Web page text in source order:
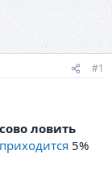
#1
ловить
приходится 5%